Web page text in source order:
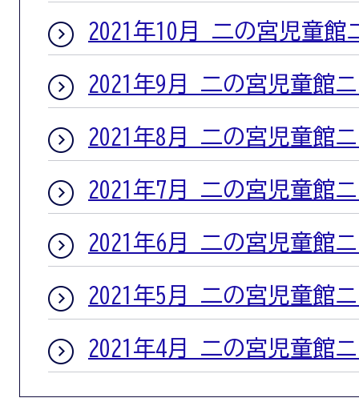
2021年10月 二の宮児童館
2021年9月 二の宮児童館
2021年8月 二の宮児童館
2021年7月 二の宮児童館
2021年6月 二の宮児童館
2021年5月 二の宮児童館
2021年4月 二の宮児童館